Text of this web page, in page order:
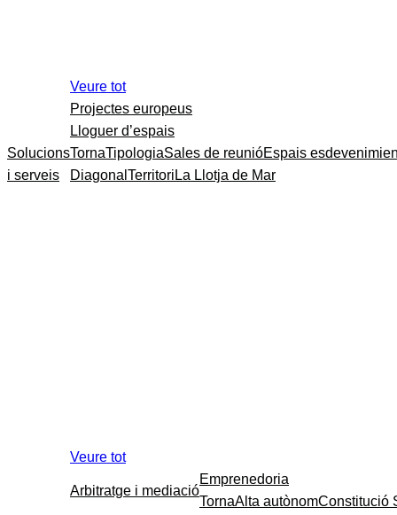
Solucions
i serveis
Veure tot
Projectes europeus
Lloguer d’espais
TornaTipologiaSales de reunióEspais
Diagonal Territori La Llotja de Mar
Veure tot
Arbitratge i mediació
Emprenedoria
TornaAlta autònomConstitució